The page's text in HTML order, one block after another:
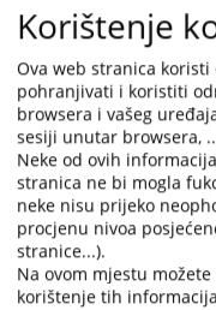
Korištenje
Ova web stranica
pohranjivati i koristiti
browsera i vašeg
sesiji unutar browsera,
Neke od ovih
stranica ne bi mogla
neke nisu prijeko
procjenu nivoa
stranice...).
Na ovom mjestu
korištenje tih